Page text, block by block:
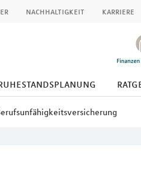
nachhaltigkeit karriere